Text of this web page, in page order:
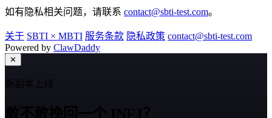
如有隐私相关问题，请联系 contact@sbti-test.com。
关于 SBTI × MBTI 服务条款 隐私政策 contact@sbti-test.com
Powered by ClawDaddy
✕
新副本上线